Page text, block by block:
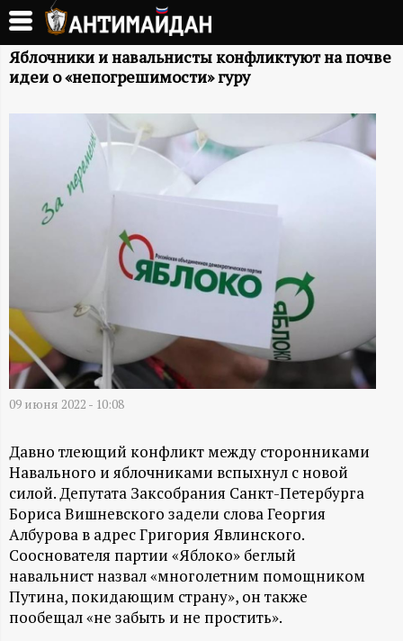
Перейти
основному
содержанию
А
Й
Д
А
Н
-
и
н
ф
Яблочники и навальнисты конфликтуют на почве
идеи о «непогрешимости» гуру
09 июня 2022 - 10:08
Давно тлеющий конфликт между сторонниками
Навального и яблочниками вспыхнул с новой
силой. Депутата Заксобрания Санкт-Петербурга
Бориса Вишневского задели слова Георгия
Албурова в адрес Григория Явлинского.
Сооснователя партии «Яблоко» беглый
навальнист назвал «многолетним помощником
Путина, покидающим страну», он также
пообещал «не забыть и не простить».